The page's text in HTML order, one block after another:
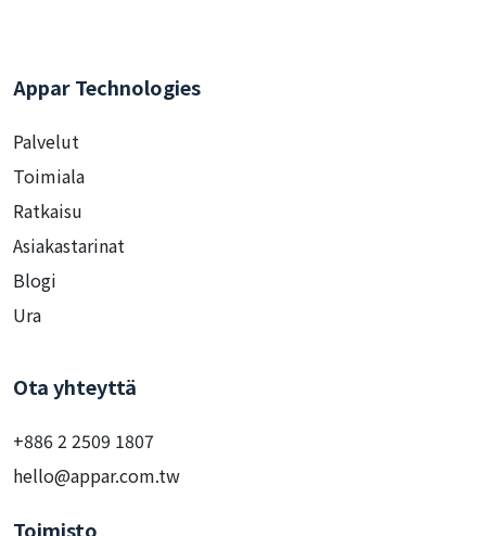
Appar Technologies
Palvelut
Toimiala
Ratkaisu
Asiakastarinat
Blogi
Ura
Ota yhteyttä
+886 2 2509 1807
hello@appar.com.tw
Toimisto